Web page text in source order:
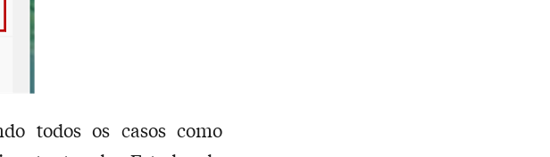
todos os casos como